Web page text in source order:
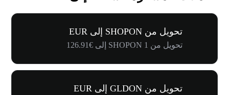
تحويل من SHOPON إلى EUR
تحويل من 1 SHOPON إلى €126.91
تحويل من GLDON إلى EUR